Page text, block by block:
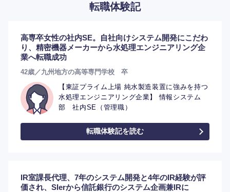
選択する
転職体験記
高専卒女性の社内SE。自社向けシステム開発にこだわ
り、精密機器メーカーから水処理エンジニアリング企
業へ転職成功
42歳／九州地方の高等専門学校 卒
【東証プライム上場 純水製造装置に強みを持つ
水処理エンジニアリング企業】 情報システム
部 社内SE（管理職）
転職体験記を読む
IR室課長代理、7年のシステム開発と4年のIR経験が評
価され、SIerから信託銀行のシステム企画兼IRに